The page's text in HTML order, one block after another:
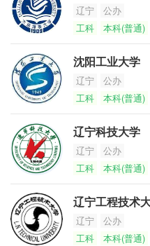
辽宁
公办
工科
本科(普通)
沈阳工业大学
辽宁
公办
工科
本科(普通)
辽宁科技大学
辽宁
公办
工科
本科(普通)
辽宁工程技术
辽宁
公办
工科
本科(普通)